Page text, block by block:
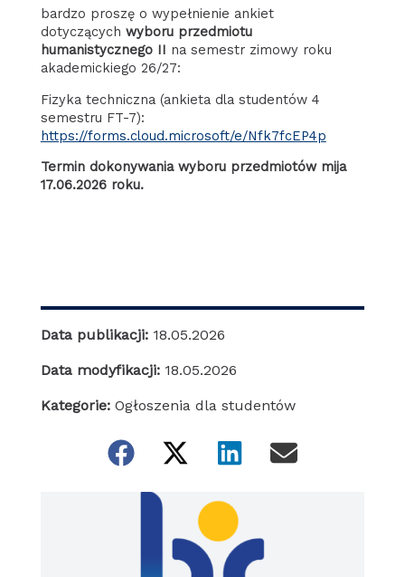
bardzo proszę o wypełnienie ankiet
dotyczących wyboru przedmiotu
humanistycznego II na semestr zimowy roku
akademickiego 26/27:
Fizyka techniczna (ankieta dla studentów 4
semestru FT-7):
https://forms.cloud.microsoft/e/Nfk7fcEP4p
Termin dokonywania wyboru przedmiotów mija
17.06.2026 roku.
Data publikacji: 18.05.2026
Data modyfikacji: 18.05.2026
Kategorie: Ogłoszenia dla studentów